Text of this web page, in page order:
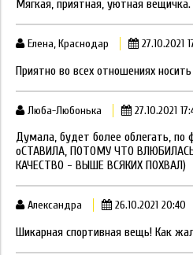
Мягкая, приятная, уютная вещичка.
Елена, Краснодар 27.10.2021
Приятно во всех отношениях
Люба-Любонька 27.10.2021
Думала, будет более облегать, по
оСТАВИЛА, ПОТОМУ ЧТО
КАЧЕСТВО - ВЫШЕ ВСЯКИХ ПОХВАЛ)
Александра 26.10.2021 20:40
Шикарная спортивная вещь! Как